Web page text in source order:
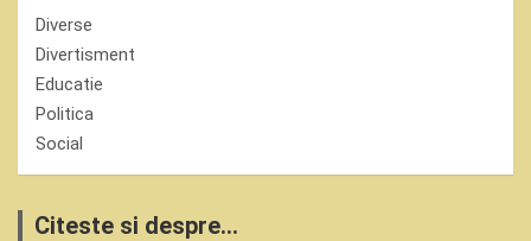
Diverse
Divertisment
Educatie
Politica
Social
Citeste si despre...